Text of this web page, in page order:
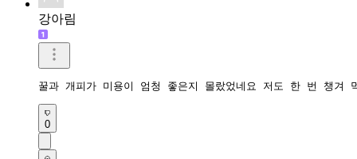
강아림
꿀과 개피가 미용이 엄청 좋은지 몰랐었네요 저도 한 번 챙겨
0